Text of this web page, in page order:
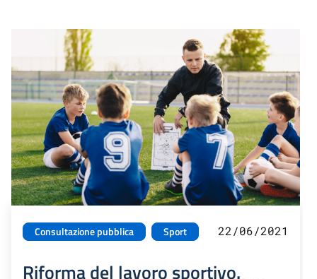
Consultazione pubblica Sport 22/06/2021
Riforma del lavoro sportivo.